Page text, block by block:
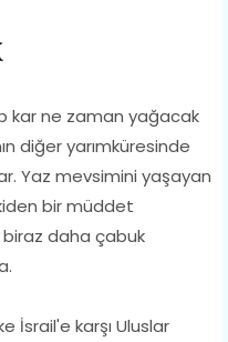
kar ne zaman yağacak
diğer yarımküresinde
Yaz mevsimini yaşayan
bir müddet
daha çabuk
İsrail'e karşı Uluslar